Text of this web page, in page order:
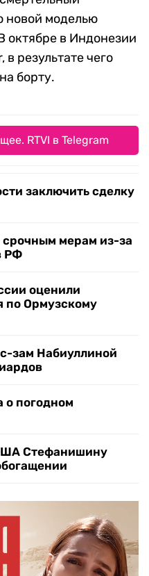
новой моделью
октябре в Индонезии
в результате чего
борту.
RTVI в Telegram
заключить сделку
мерам из-за
РФ
оценили
по Ормузскому
зам Набиуллиной
о погодном
Стефанишину